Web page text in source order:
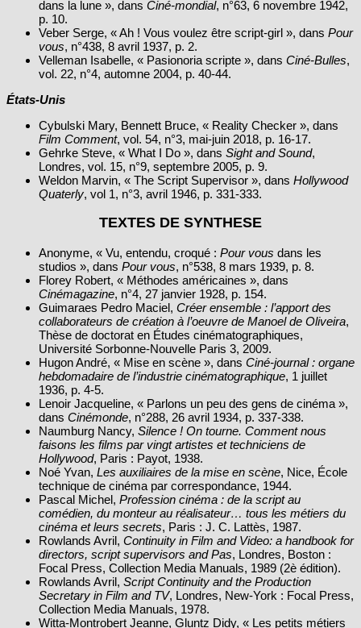
dans la lune », dans Ciné‑mondial, n°63, 6 novembre 1942,
p. 10.
Veber Serge, « Ah ! Vous voulez être script‑girl », dans Pour
vous, n°438, 8 avril 1937, p. 2.
Velleman Isabelle, « Pasionoria scripte », dans Ciné-Bulles,
vol. 22, n°4, automne 2004, p. 40‑44.
États-Unis
Cybulski Mary, Bennett Bruce, « Reality Checker », dans
Film Comment, vol. 54, n°3, mai‑juin 2018, p. 16‑17.
Gehrke Steve, « What I Do », dans Sight and Sound,
Londres, vol. 15, n°9, septembre 2005, p. 9.
Weldon Marvin, « The Script Supervisor », dans Hollywood
Quaterly, vol 1, n°3, avril 1946, p. 331‑333.
TEXTES DE SYNTHESE
Anonyme, « Vu, entendu, croqué : Pour vous dans les
studios », dans Pour vous, n°538, 8 mars 1939, p. 8.
Florey Robert, « Méthodes américaines », dans
Cinémagazine, n°4, 27 janvier 1928, p. 154.
Guimaraes Pedro Maciel, Créer ensemble : l’apport des
collaborateurs de création à l’oeuvre de Manoel de Oliveira,
Thèse de doctorat en Études cinématographiques,
Université Sorbonne-Nouvelle Paris 3, 2009.
Hugon André, « Mise en scène », dans Ciné‑journal : organe
hebdomadaire de l’industrie cinématographique, 1 juillet
1936, p. 4‑5.
Lenoir Jacqueline, « Parlons un peu des gens de cinéma »,
dans Cinémonde, n°288, 26 avril 1934, p. 337‑338.
Naumburg Nancy, Silence ! On tourne. Comment nous
faisons les films par vingt artistes et techniciens de
Hollywood, Paris : Payot, 1938.
Noé Yvan, Les auxiliaires de la mise en scène, Nice, École
technique de cinéma par correspondance, 1944.
Pascal Michel, Profession cinéma : de la script au
comédien, du monteur au réalisateur… tous les métiers du
cinéma et leurs secrets, Paris : J. C. Lattès, 1987.
Rowlands Avril, Continuity in Film and Video: a handbook for
directors, script supervisors and Pas, Londres, Boston :
Focal Press, Collection Media Manuals, 1989 (2è édition).
Rowlands Avril, Script Continuity and the Production
Secretary in Film and TV, Londres, New‑York : Focal Press,
Collection Media Manuals, 1978.
Witta‑Montrobert Jeanne, Gluntz Didy, « Les petits métiers